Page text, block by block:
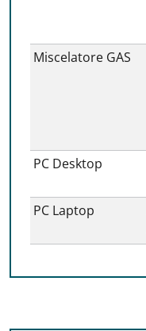
Miscelatore GAS
PC Desktop
PC Laptop